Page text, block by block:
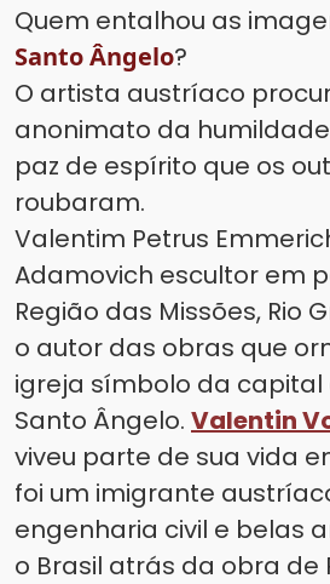
Quem entalhou as
Santo Ângelo?
O artista austríaco
anonimato da
paz de espírito que os
roubaram.
Valentim Petrus
Adamovich escultor em
Região das Missões, Rio
o autor das obras que
igreja símbolo da capital
Santo Ângelo. Valentin
viveu parte de sua vida
foi um imigrante
engenharia civil e belas
o Brasil atrás da obra de